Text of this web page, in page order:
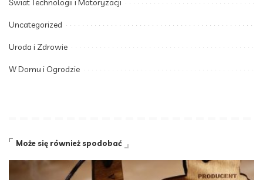
Świat Technologii i Motoryzacji
Uncategorized
Uroda i Zdrowie
W Domu i Ogrodzie
Może się również spodobać